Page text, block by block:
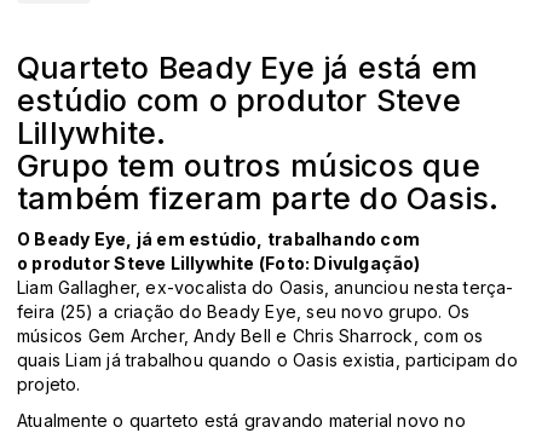
Quarteto Beady Eye já está em
estúdio com o produtor Steve
Lillywhite.
Grupo tem outros músicos que
também fizeram parte do Oasis.
O Beady Eye, já em estúdio, trabalhando com
o produtor Steve Lillywhite (Foto: Divulgação)
Liam Gallagher, ex-vocalista do Oasis, anunciou nesta terça-
feira (25) a criação do Beady Eye, seu novo grupo. Os
músicos Gem Archer, Andy Bell e Chris Sharrock, com os
quais Liam já trabalhou quando o Oasis existia, participam do
projeto.
Atualmente o quarteto está gravando material novo no